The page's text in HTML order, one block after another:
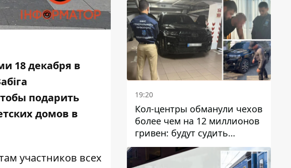
18 декабря в
подарить
домов в
участников всех
19:20
Кол-центры обманули чехов
более чем на 12 миллионов
гривен: будут судить
днепрянина,
организовавшего